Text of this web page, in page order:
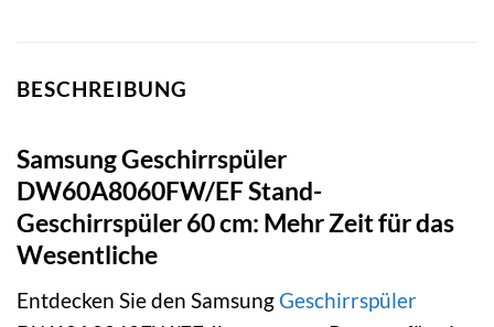
BESCHREIBUNG
Samsung Geschirrspüler
DW60A8060FW/EF Stand-
Geschirrspüler 60 cm: Mehr Zeit für das
Wesentliche
Entdecken Sie den Samsung Geschirrspüler